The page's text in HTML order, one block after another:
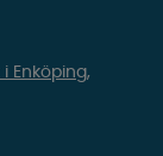
Enköping,